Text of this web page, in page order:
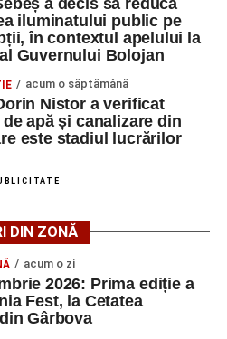
ca sursă preferată
pe Google News
transportată în stare gravă la
Sebeș
din Sebeș: fermeie
grav, după ce a fost lovită de o
Prima ediție a Transylvania
iluminatului public pe
în contextul apelului la
Guvernului Bolojan
acum o săptămână
Nistor a verificat
apă și canalizare din
este stadiul lucrărilor
DIN ZONĂ
acum o zi
2026: Prima ediție a
Fest, la Cetatea
Gârbova